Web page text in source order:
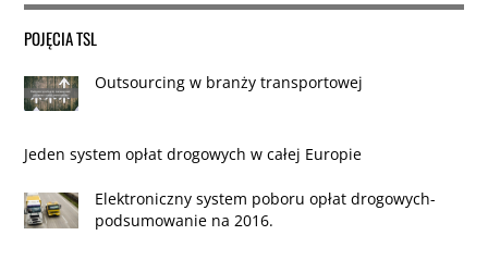
POJĘCIA TSL
Outsourcing w branży transportowej
Jeden system opłat drogowych w całej Europie
Elektroniczny system poboru opłat drogowych-
podsumowanie na 2016.